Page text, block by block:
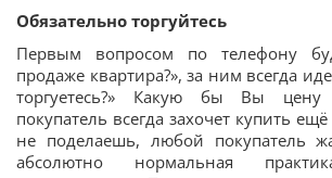
Обязательно торгуйтесь
Первым вопросом по телефону
продаже квартира?», за ним всегда
торгуетесь?» Какую бы Вы
покупатель всегда захочет купить
не поделаешь, любой покупатель
абсолютно нормальная